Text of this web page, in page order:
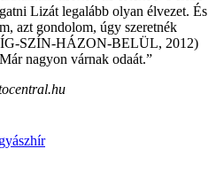
Lizát legalább olyan élvezet. És
azt gondolom, úgy szeretnék
SZÍN-HÁZON-BELÜL, 2012)
nagyon várnak odaát.”
gyászhír